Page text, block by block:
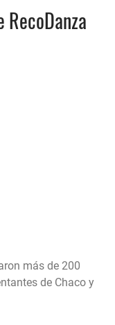
más de 200
de Chaco y